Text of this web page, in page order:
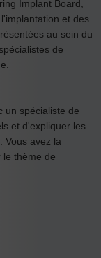
Implant Board,
et des
au sein du
de
un spécialiste de
et d'expliquer les
Vous avez la
le thème de